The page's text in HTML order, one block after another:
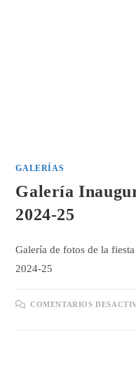
GALERÍAS
Galería
2024-25
Galería de fotos de la
2024-25
COMENTARIOS